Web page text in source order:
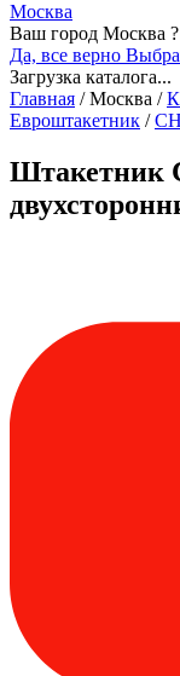
Москва
Ваш город Москва ?
Да, все верно
Загрузка каталога...
Главная /Москва /
Евроштакетник /
Штакетник